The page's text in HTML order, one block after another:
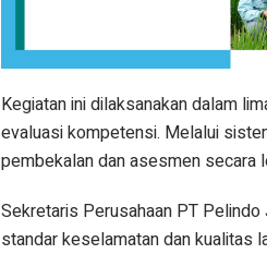
Kegiatan ini dilaksanakan dalam
evaluasi kompetensi. Melalui
pembekalan dan asesmen secara
Sekretaris Perusahaan PT
standar keselamatan dan kualitas